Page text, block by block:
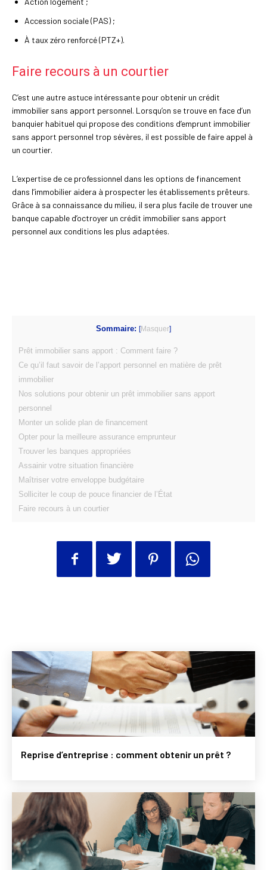
Sommaire: [Masquer]
Prêt immobilier sans apport : Comment faire ?
Ce qu’il faut savoir de l’apport personnel en matière de prêt
immobilier
Nos solutions pour obtenir un prêt immobilier sans apport
personnel
Monter un solide plan de financement
Opter pour la meilleure assurance emprunteur
Trouver les banques appropriées
Assainir votre situation financière
Maîtriser votre enveloppe budgétaire
Solliciter le coup de pouce financier de l’État
Faire recours à un courtier
Accession sociale (PAS) ;
À taux zéro renforcé (PTZ+).
Faire recours à un courtier
C’est une autre astuce intéressante pour obtenir un crédit
immobilier sans apport personnel. Lorsqu’on se trouve en face d’un
banquier habituel qui propose des conditions d’emprunt immobilier
sans apport personnel trop sévères, il est possible de faire appel à
un courtier.
L’expertise de ce professionnel dans les options de financement
dans l’immobilier aidera à prospecter les établissements prêteurs.
Grâce à sa connaissance du milieu, il sera plus facile de trouver une
banque capable d’octroyer un crédit immobilier sans apport
personnel aux conditions les plus adaptées.
Reprise d’entreprise : comment obtenir un prêt ?